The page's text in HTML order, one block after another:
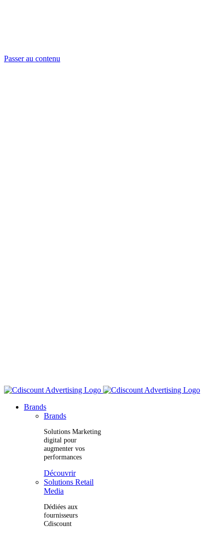
Passer au contenu
Brands
Brands
Solutions Marketing
digital pour
augmenter vos
performances
Découvrir
Solutions Retail
Media
Dédiées aux
fournisseurs
Cdiscount